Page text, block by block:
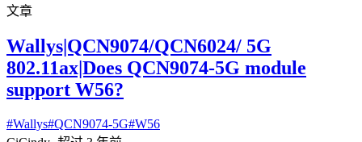
文章
Wallys|QCN9074/QCN6024/ 5G
802.11ax|Does QCN9074-5G module
support W56?
#Wallys#QCN9074-5G#W56